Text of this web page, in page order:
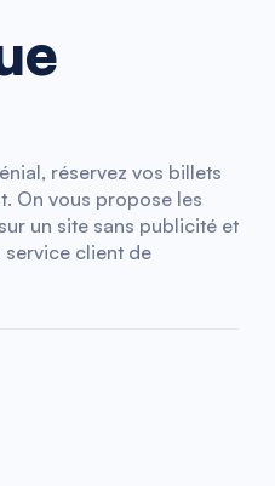
réservez vos billets
On vous propose les
un site sans publicité et
service client de